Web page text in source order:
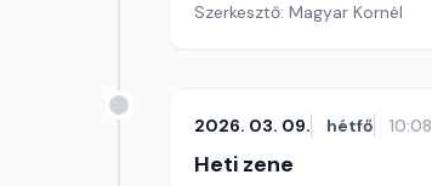
Szerkesztő: Magyar Kornél
2026. 03. 09. hétfő 10:08
Heti zene